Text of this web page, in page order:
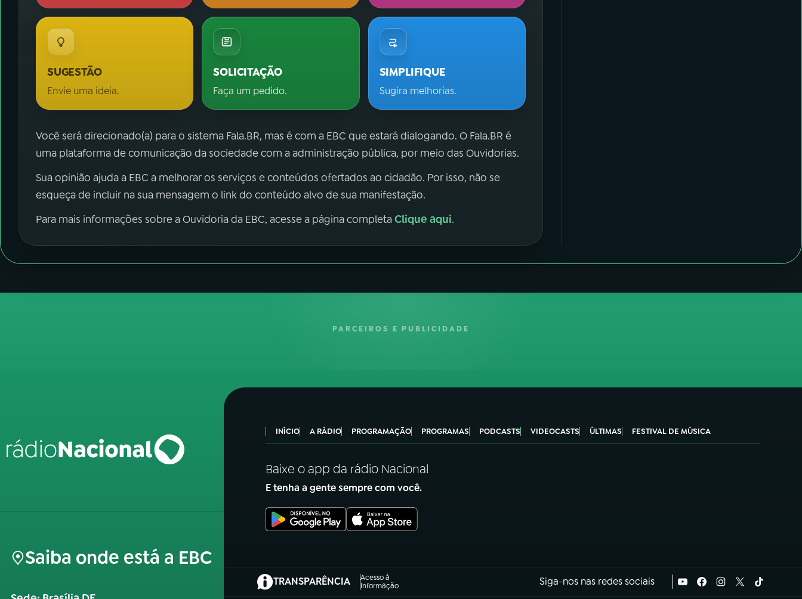
SUGESTÃO
Envie uma ideia.
SOLICITAÇÃO
Faça um pedido.
SIMPLIFIQUE
Sugira melhorias.
Você será direcionado(a) para o sistema Fala.BR, mas é com a EBC que estará dialogando. O Fala.BR é
uma plataforma de comunicação da sociedade com a administração pública, por meio das Ouvidorias.
Sua opinião ajuda a EBC a melhorar os serviços e conteúdos ofertados ao cidadão. Por isso, não se
esqueça de incluir na sua mensagem o link do conteúdo alvo de sua manifestação.
Para mais informações sobre a Ouvidoria da EBC, acesse a página completaClique aqui.
PARCEIROS E PUBLICIDADE
Saiba onde está a EBC
INÍCIO A RÁDIO PROGRAMAÇÃO PROGRAMAS PODCASTS VIDEOCASTS ÚLTIMAS FESTIVAL DE MÚSICA
Baixe o app da rádio Nacional
E tenha a gente sempre com você.
TRANSPARÊNCIA
Acesso à
Informação
(abre em nova aba) Siga-nos nas redes sociais